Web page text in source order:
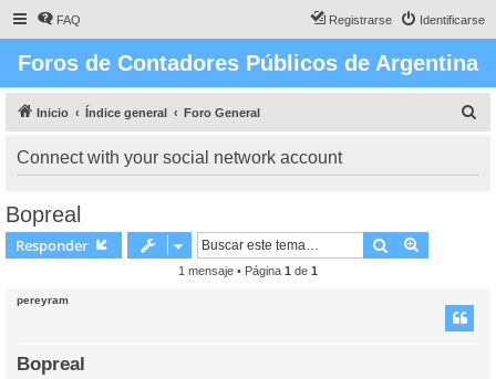
FAQ Identificarse
Registrarse
Foros de Contadores Públicos de Argentina
Inicio Índice general Foro General
Connect with your social network account
Bopreal
Responder Buscar
1 mensaje • Página 1 de 1
pereyram
Bopreal